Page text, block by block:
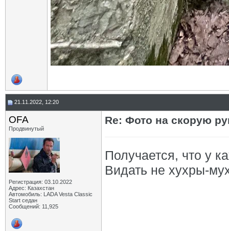
21.11.2022, 12:20
OFA
Продвинутый
Регистрация: 03.10.2022
Адрес: Казахстан
Автомобиль: LADA Vesta Classic
Start седан
Сообщений: 11,925
Re: Фото на скорую
Получается, что у
Видать не хухры-